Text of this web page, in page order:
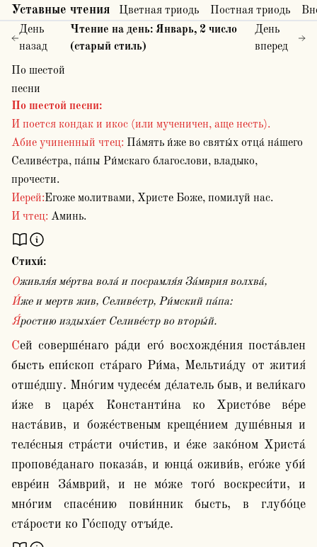
Уставные чтения Цветная триодь Постная триодь
День
назад
Чтение на день: Январь, 2 число
(старый стиль)
День
вперед
По шестой
песни
По шестой песни:
И поется кондак и икос (или мученичен, аще несть).
Абие учиненный чтец: Па́мять и́же во святы́х отца́ на́шего
Селиве́стра, па́пы Ри́мскаго благослови, владыко,
прочести.
Иерей:Егоже молитвами, Христе Боже, помилуй нас.
И чтец: Аминь.
Стихи́:
Оживля́я ме́ртва вола́ и посрамля́я За́мврия волхва́,
И́же и мертв жив, Селиве́стр, Ри́мский па́па:
Я́ростию издыха́ет Селиве́стр во вторы́й.
Сей соверше́наго ра́ди его́ восхожде́ния поста́влен
бысть епи́скоп ста́раго Ри́ма, Мельтиа́ду от жития́
отше́дшу. Мно́гим чудесе́м де́латель быв, и вели́каго
и́же в царе́х Константи́на ко Христо́ве ве́ре
наста́вив, и боже́ственым креще́нием душе́вныя и
теле́сныя стра́сти очи́стив, и е́же зако́ном Христа́
пропове́данаго показа́в, и юнца́ оживи́в, его́же уби́
евре́ин За́мврий, и не мо́же того́ воскреси́ти, и
мно́гим спасе́нию пови́нник бысть, в глубо́це